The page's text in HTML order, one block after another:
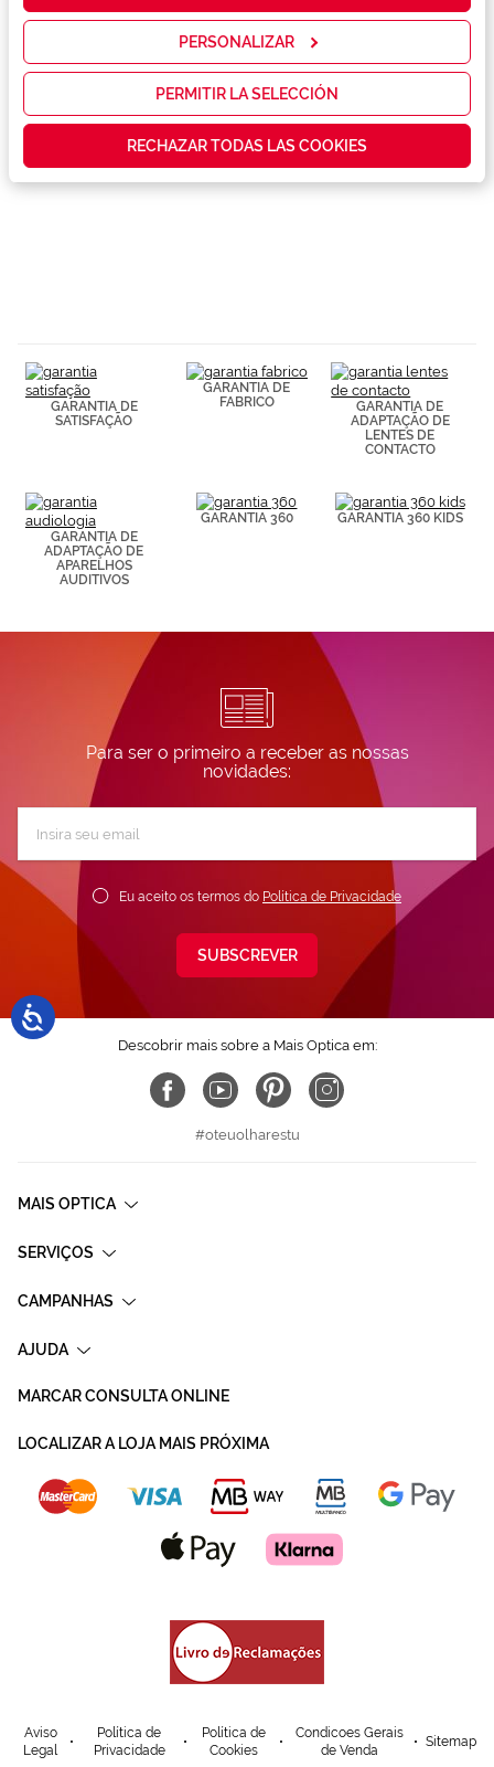
servicios y
las
que realmente
contenidos
personalizados
Puedes
consultar más
información en
nuestra
PERSONALIZAR
PERMITIR LA SELECCIÓN
RECHAZAR TODAS LAS COOKIES
Conselhos
Serviços exclusivos
GARANTIA DE
SATISFAÇÃO
GARANTIA DE
FABRICO
GARANTIA DE
ADAPTAÇÃO DE
LENTES DE
CONTACTO
GARANTIA DE
ADAPTAÇÃO DE
APARELHOS
AUDITIVOS
GARANTIA 360 GARANTIA 360 KIDS
Para ser o primeiro a receber as nossas
novidades:
Newsletter:
Eu aceito os termos do Política de Privacidade
SUBSCREVER
Descobrir mais sobre a Mais Optica em:
#oteuolharestu
MAIS OPTICA
SERVIÇOS
CAMPANHAS
AJUDA
MARCAR CONSULTA ONLINE
LOCALIZAR A LOJA MAIS PRÓXIMA
Aviso
Legal
Política de
Privacidade
Política de
Cookies
Condicoes Gerais
de Venda
Sitemap